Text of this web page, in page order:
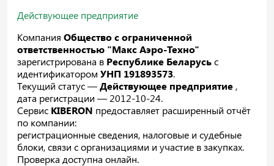
Действующее предприятие
Компания Общество с ограниченной
ответственностью "Макс Аэро-Техно"
зарегистрирована в Республике Беларусьс
идентификатором УНП 191893573.
Текущий статус —Действующее предприятие ,
дата регистрации — 2012-10-24.
Сервис KIBERON предоставляет расширенный отчёт
по компании:
регистрационные сведения, налоговые и судебные
блоки, связи с организациями и участие в закупках.
Проверка доступна онлайн.